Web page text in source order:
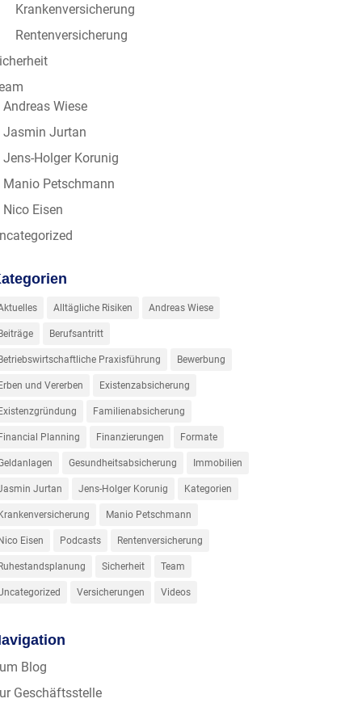
Krankenversicherung
Rentenversicherung
Andreas Wiese
Jasmin Jurtan
Jens-Holger Korunig
Manio Petschmann
Nico Eisen
Alltägliche Risiken Andreas Wiese
Beiträge Berufsantritt
Betriebswirtschaftliche Praxisführung Bewerbung
Erben und Vererben Existenzabsicherung
Existenzgründung Familienabsicherung
Financial Planning Finanzierungen Formate
Gesundheitsabsicherung Immobilien
Jurtan Jens-Holger Korunig Kategorien
Krankenversicherung Manio Petschmann
Nico Eisen Podcasts Rentenversicherung
Ruhestandsplanung Sicherheit Team
Versicherungen Videos
Blog
Geschäftsstelle